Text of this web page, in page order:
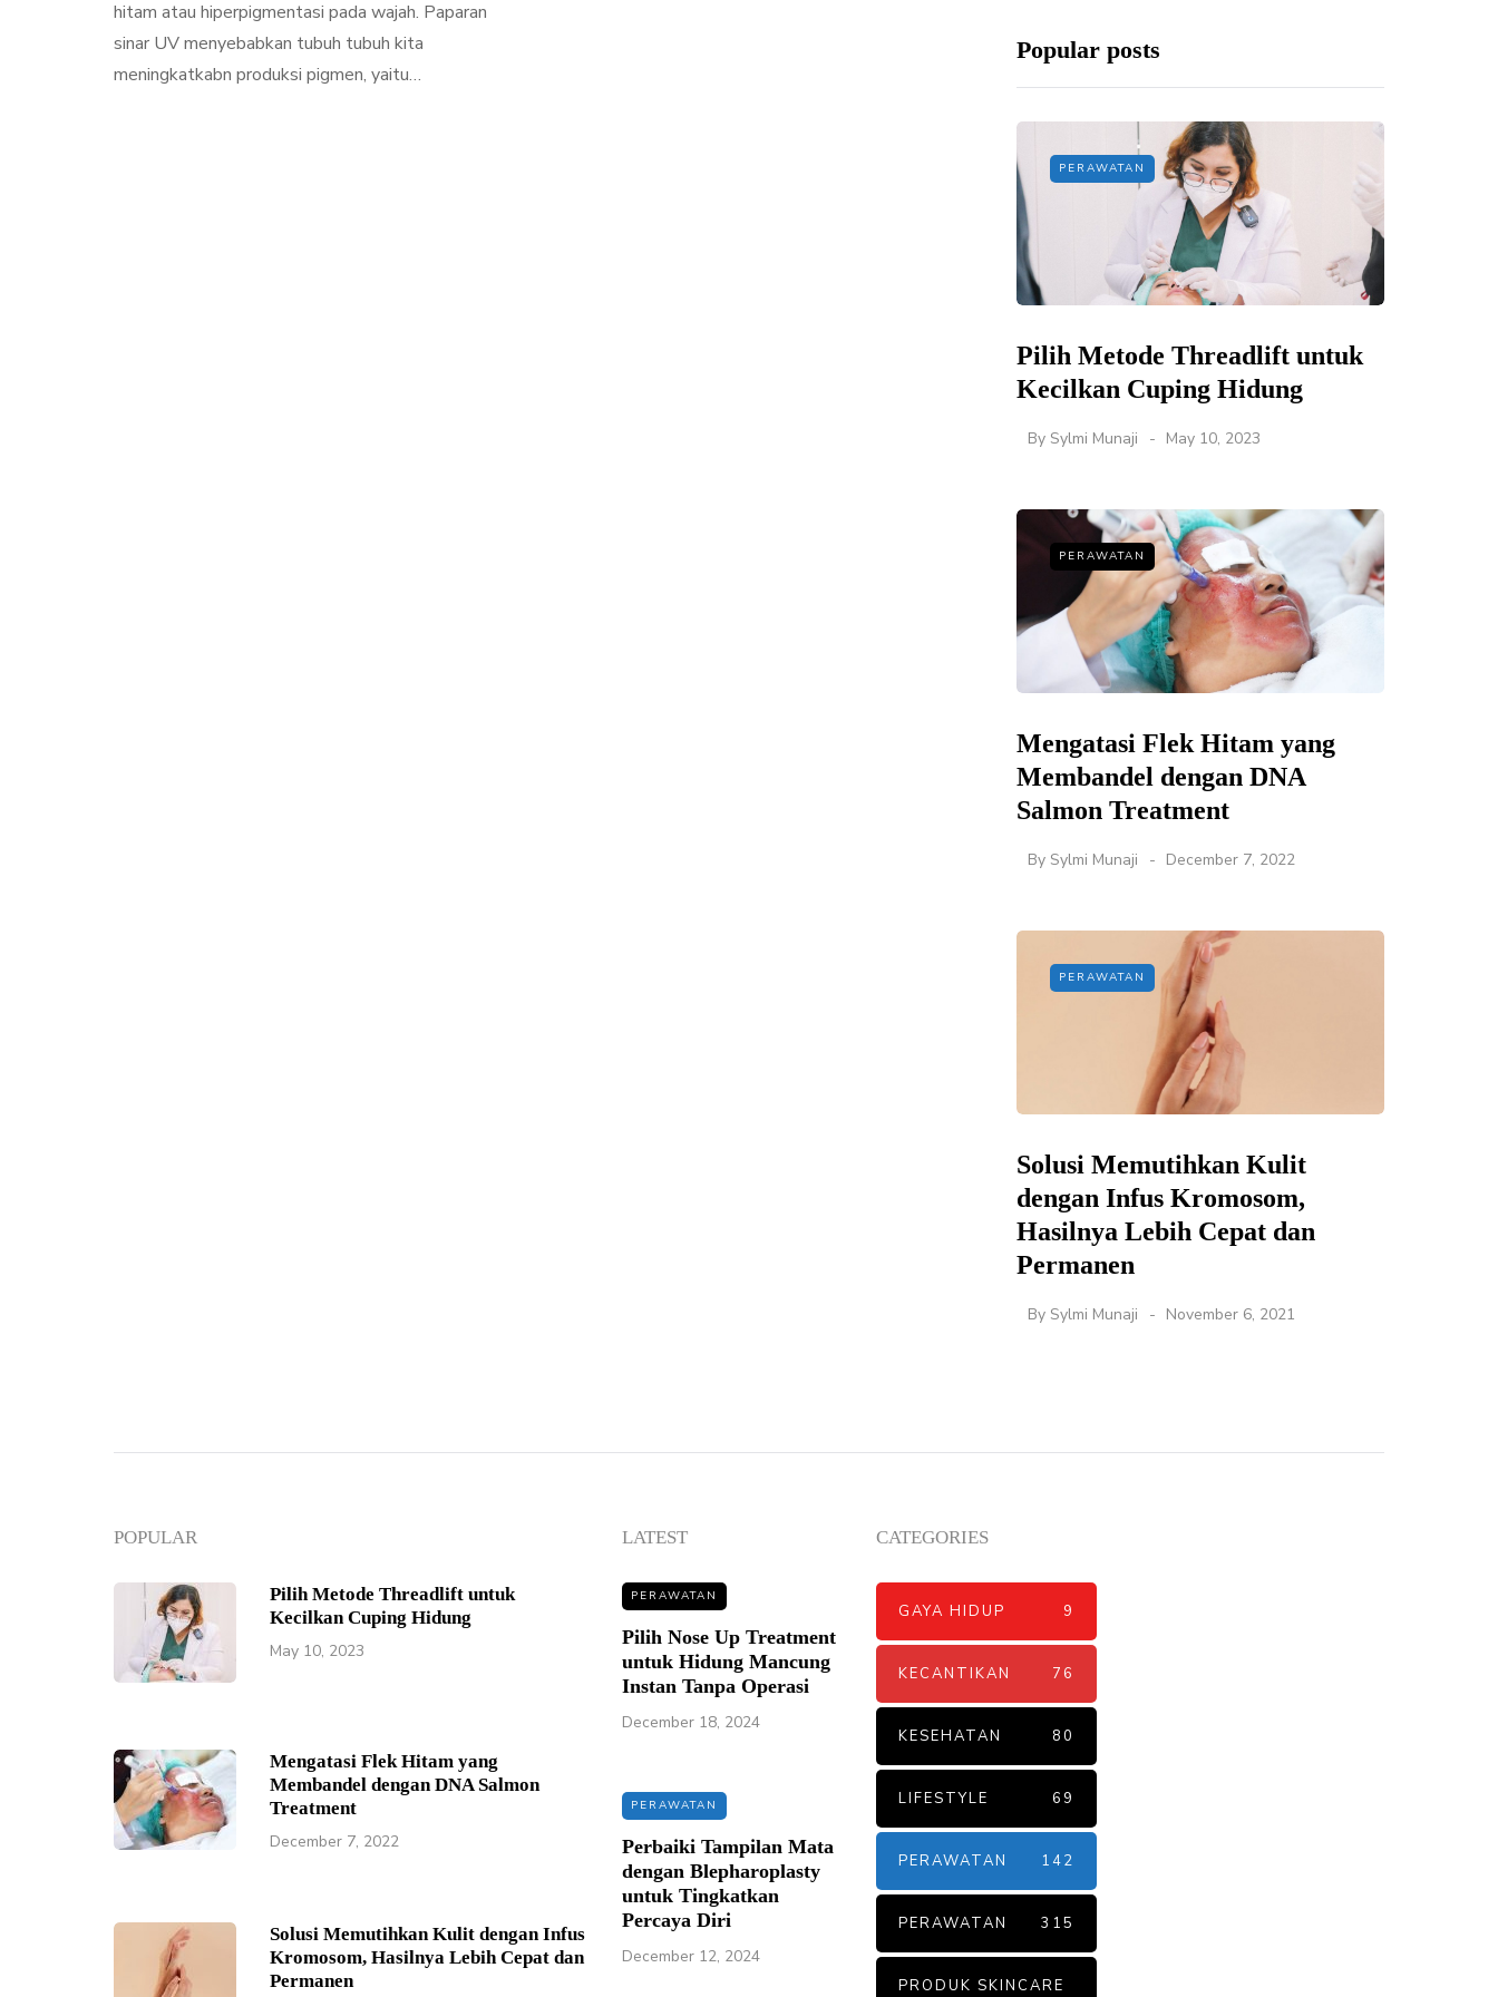
hitam atau hiperpigmentasi pada wajah. Paparan
sinar UV menyebabkan tubuh tubuh kita
meningkatkabn produksi pigmen, yaitu…
Popular posts
PERAWATAN
Pilih Metode Threadlift untuk
Kecilkan Cuping Hidung
By Sylmi Munaji May 10, 2023
PERAWATAN
Mengatasi Flek Hitam yang
Membandel dengan DNA
Salmon Treatment
By Sylmi Munaji December 7, 2022
PERAWATAN
Solusi Memutihkan Kulit
dengan Infus Kromosom,
Hasilnya Lebih Cepat dan
Permanen
By Sylmi Munaji November 6, 2021
POPULAR
Pilih Metode Threadlift untuk
Kecilkan Cuping Hidung
May 10, 2023
Mengatasi Flek Hitam yang
Membandel dengan DNA Salmon
Treatment
December 7, 2022
Solusi Memutihkan Kulit dengan Infus
Kromosom, Hasilnya Lebih Cepat dan
Permanen
LATEST
PERAWATAN
Pilih Nose Up Treatment
untuk Hidung Mancung
Instan Tanpa Operasi
December 18, 2024
PERAWATAN
Perbaiki Tampilan Mata
dengan Blepharoplasty
untuk Tingkatkan
Percaya Diri
December 12, 2024
CATEGORIES
GAYA HIDUP 9
KECANTIKAN 76
KESEHATAN 80
LIFESTYLE 69
PERAWATAN 142
PERAWATAN 315
PRODUK SKINCARE